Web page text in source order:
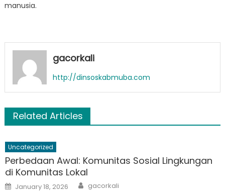
manusia.
gacorkali
http://dinsoskabmuba.com
Related Articles
Uncategorized
Perbedaan Awal: Komunitas Sosial Lingkungan
di Komunitas Lokal
Posted
on
January 18, 2026 Author
gacorkali